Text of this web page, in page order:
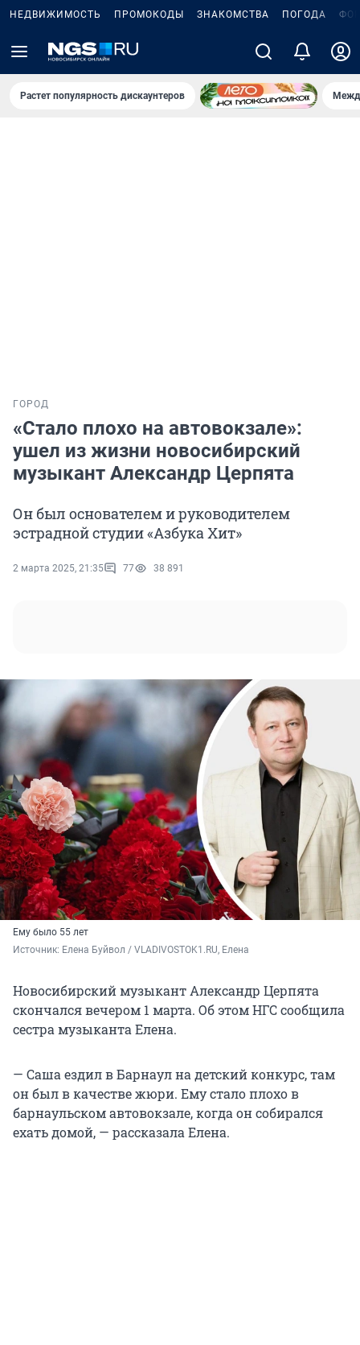
НЕДВИЖИМОСТЬ ПРОМОКОДЫ ЗНАКОМСТВА ПОГОДА
Растет популярность дискаунтеров
ГОРОД
«Стало плохо на автовокзале»:
ушел из жизни новосибирский
музыкант Александр Церпята
Он был основателем и руководителем
эстрадной студии «Азбука Хит»
2 марта 2025, 21:35 77 38 891
Ему было 55 лет
Источник: Елена Буйвол / VLADIVOSTOK1.RU, Елена
Новосибирский музыкант Александр Церпята
скончался вечером 1 марта. Об этом НГС сообщила
сестра музыканта Елена.
— Саша ездил в Барнаул на детский конкурс, там
он был в качестве жюри. Ему стало плохо в
барнаульском автовокзале, когда он собирался
ехать домой, — рассказала Елена.